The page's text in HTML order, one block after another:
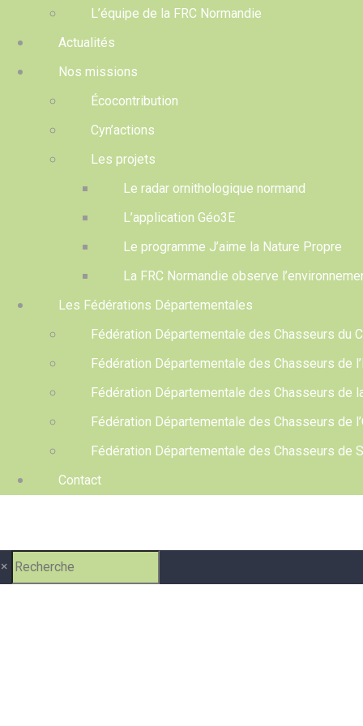
L’équipe de la FRC Normandie
Actualités
Nos missions
Écocontribution
Cyn’actions
Les projets
Le radar ornithologique normand
L’application Géo3E
Le programme J’aime la Nature Propre
La FRC Normandie observe
Les Fédérations Départementales
Fédération Départementale des Chasseurs du
Fédération Départementale des Chasseurs de
Fédération Départementale des Chasseurs de
Fédération Départementale des Chasseurs de
Fédération Départementale des Chasseurs de
Contact
×